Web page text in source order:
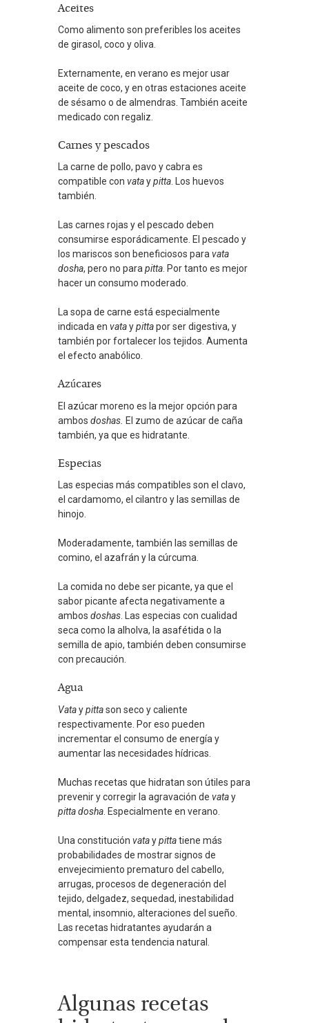
Aceites
Como alimento son preferibles los aceites
de girasol, coco y oliva.
Externamente, en verano es mejor usar
aceite de coco, y en otras estaciones aceite
de sésamo o de almendras. También aceite
medicado con regaliz.
Carnes y pescados
La carne de pollo, pavo y cabra es
compatible con vataypitta. Los huevos
también.
Las carnes rojas y el pescado deben
consumirse esporádicamente. El pescado y
los mariscos son beneficiosos paravata
dosha, pero no parapitta. Por tanto es mejor
hacer un consumo moderado.
La sopa de carne está especialmente
indicada en vataypittapor ser digestiva, y
también por fortalecer los tejidos. Aumenta
el efecto anabólico.
Azúcares
El azúcar moreno es la mejor opción para
ambos doshas. El zumo de azúcar de caña
también, ya que es hidratante.
Especias
Las especias más compatibles son el clavo,
el cardamomo, el cilantro y las semillas de
hinojo.
Moderadamente, también las semillas de
comino, el azafrán y la cúrcuma.
La comida no debe ser picante, ya que el
sabor picante afecta negativamente a
ambos doshas. Las especias con cualidad
seca como la alholva, la asafétida o la
semilla de apio, también deben consumirse
con precaución.
Agua
Vataypittason seco y caliente
respectivamente. Por eso pueden
incrementar el consumo de energía y
aumentar las necesidades hídricas.
Muchas recetas que hidratan son útiles para
prevenir y corregir la agravación de vatay
pittadosha . Especialmente en verano.
Una constitución vataypittatiene más
probabilidades de mostrar signos de
envejecimiento prematuro del cabello,
arrugas, procesos de degeneración del
tejido, delgadez, sequedad, inestabilidad
mental, insomnio, alteraciones del sueño.
Las recetas hidratantes ayudarán a
compensar esta tendencia natural.
Algunas recetas